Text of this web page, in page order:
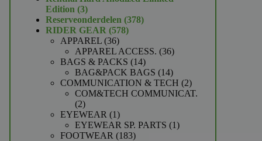
Edition 33
producten
Reserveonderdelen 378378
RIDER GEAR 578578
APPAREL 3636
producten
APPAREL ACCESS. 3636
BAGS & PACKS 1414
producten
BAG&PACK BAGS 1414
producten
COMMUNICATION & TECH 22
producten
COM&TECH COMMUNICAT.
22
producten
EYEWEAR 11
product
EYEWEAR SP. PARTS 11
FOOTWEAR 183183